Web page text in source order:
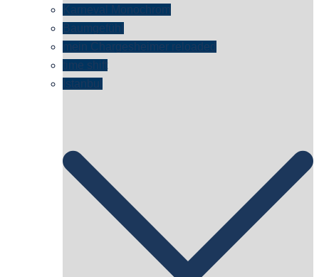
Karneval Monochrom
Baumgefühl
mein Chargesheimer reloaded
time shift
Istanbul